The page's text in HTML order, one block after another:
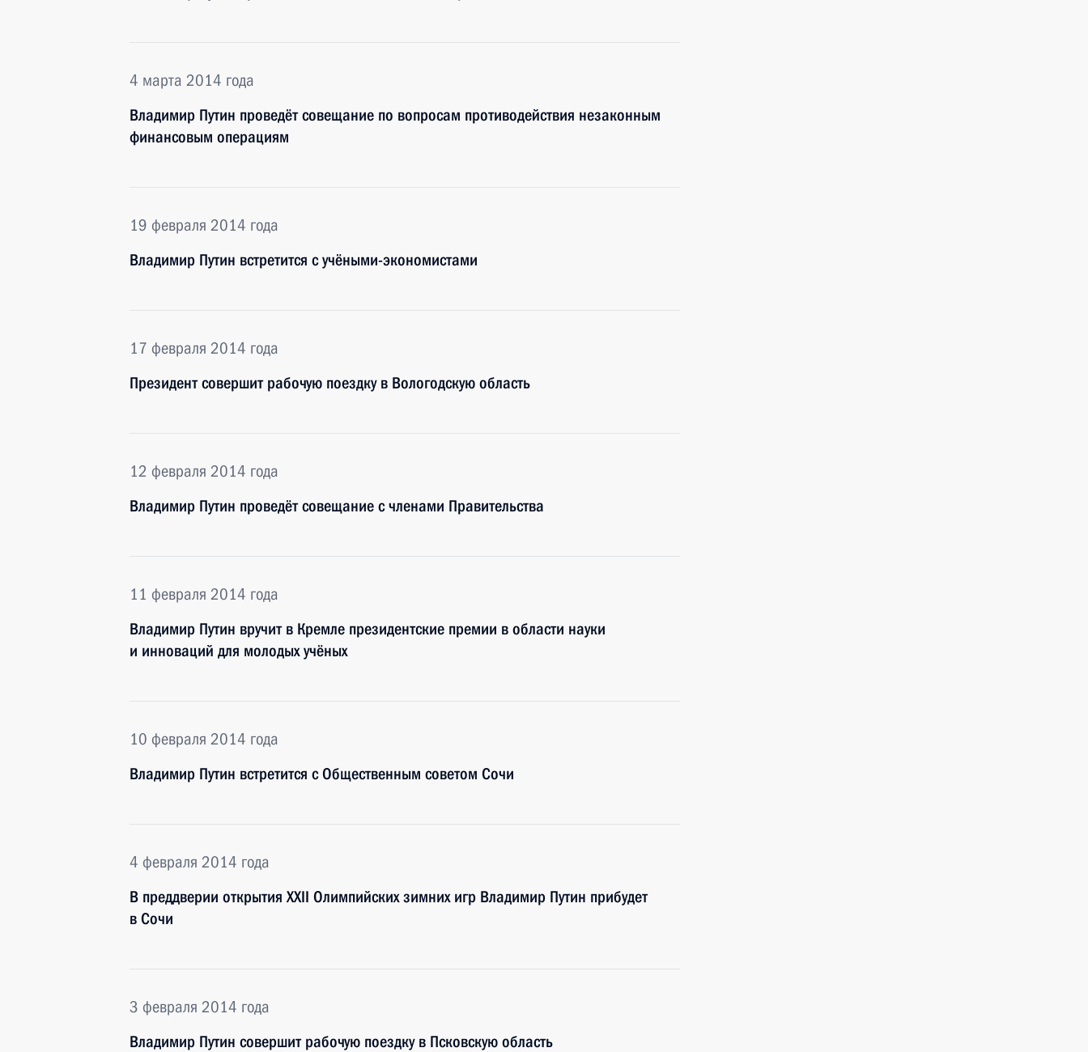
4 марта 2014 года
Владимир Путин проведёт совещание по вопросам противодействия незаконным
финансовым операциям
19 февраля 2014 года
Владимир Путин встретится с учёными-экономистами
17 февраля 2014 года
Президент совершит рабочую поездку в Вологодскую область
12 февраля 2014 года
Владимир Путин проведёт совещание с членами Правительства
11 февраля 2014 года
Владимир Путин вручит в Кремле президентские премии в области науки
и инноваций для молодых учёных
10 февраля 2014 года
Владимир Путин встретится с Общественным советом Сочи
4 февраля 2014 года
В преддверии открытия XXII Олимпийских зимних игр Владимир Путин прибудет
в Сочи
3 февраля 2014 года
Владимир Путин совершит рабочую поездку в Псковскую область